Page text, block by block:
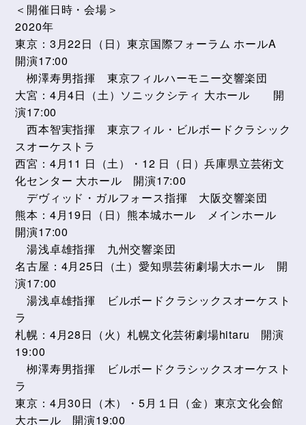
＜開催日時・会場＞
2020年
東京：3月22日（日）東京国際フォーラム ホールA
開演17:00
栁澤寿男指揮 東京フィルハーモニー交響楽団
大宮：4月4日（土）ソニックシティ 大ホール 開
演17:00
西本智実指揮 東京フィル・ビルボードクラシック
スオーケストラ
西宮：4月11 日（土）・12 日（日）兵庫県立芸術文
化センター 大ホール 開演17:00
デヴィッド・ガルフォース指揮 大阪交響楽団
熊本：4月19日（日）熊本城ホール メインホール
開演17:00
湯浅卓雄指揮 九州交響楽団
名古屋：4月25日（土）愛知県芸術劇場大ホール 開
演17:00
湯浅卓雄指揮 ビルボードクラシックスオーケスト
ラ
札幌：4月28日（火）札幌文化芸術劇場hitaru 開演
19:00
栁澤寿男指揮 ビルボードクラシックスオーケスト
ラ
東京：4月30日（木）・5月１日（金）東京文化会館
大ホール 開演19:00